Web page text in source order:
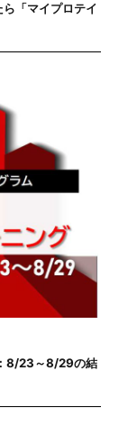
ら「マイプロテイ
8/23～8/29の結